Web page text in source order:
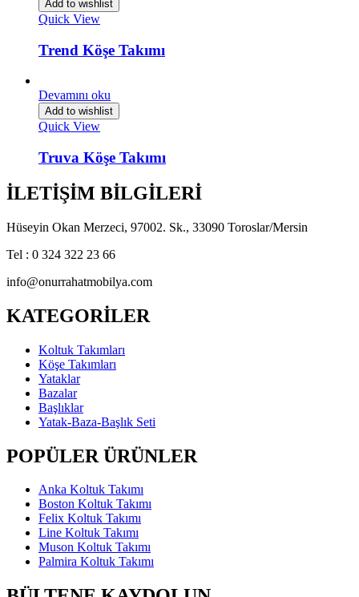
Add to wishlist
Quick View
Trend Köşe Takımı
Devamını oku
Add to wishlist
Quick View
Truva Köşe Takımı
İLETİŞİM BİLGİLERİ
Hüseyin Okan Merzeci, 97002. Sk., 33090 Toroslar/Mersin
Tel : 0 324 322 23 66
info@onurrahatmobilya.com
KATEGORİLER
Koltuk Takımları
Köşe Takımları
Yataklar
Bazalar
Başlıklar
Yatak-Baza-Başlık Seti
POPÜLER ÜRÜNLER
Anka Koltuk Takımı
Boston Koltuk Takımı
Felix Koltuk Takımı
Line Koltuk Takımı
Muson Koltuk Takımı
Palmira Koltuk Takımı